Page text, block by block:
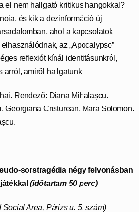
el nem hallgató kritikus hangokkal?
és kik a dezinformáció új
ahol a kapcsolatok
az „Apocalypso”
reflexiót kínál identitásunkról,
arról, amiről hallgatunk.
Rendező: Diana Mihalașcu.
Georgiana Cristurean, Mara Solomon.
sorstragédia négy felvonásban
(időtartam 50 perc)
Social Area, Párizs u. 5. szám)